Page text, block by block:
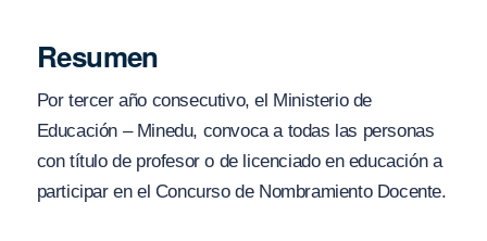
Resumen
Por tercer año consecutivo, el Ministerio de
Educación – Minedu, convoca a todas las personas
con título de profesor o de licenciado en educación a
participar en el Concurso de Nombramiento Docente.